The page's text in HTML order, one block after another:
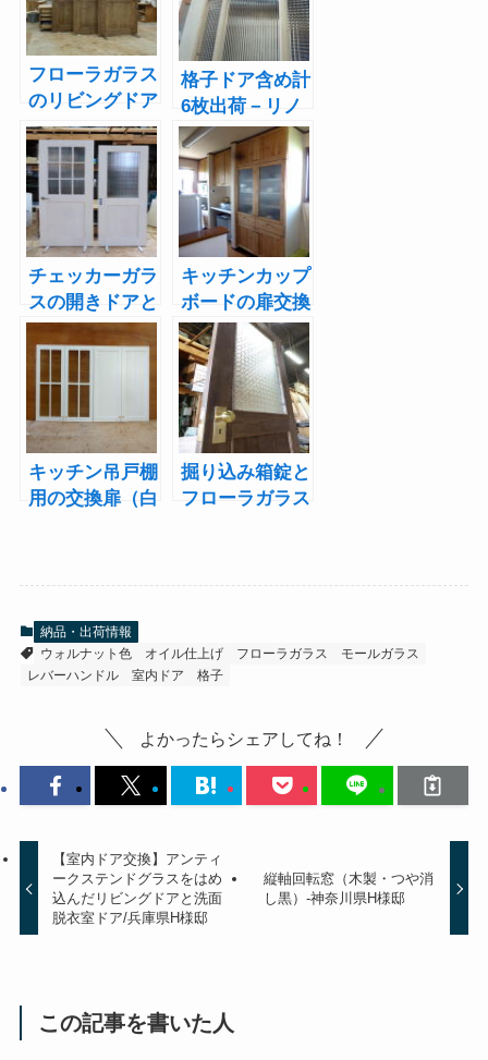
フローラガラス
のリビングドア
＆他2枚 福井県
Ｎ邸へ出荷
格子ドア含め計
6枚出荷－リノ
ベーション東京
都S邸
チェッカーガラ
スの開きドアと
引き戸（白色木
目出し仕上
げ）-埼玉県Ｎ
キッチンカップ
ボードの扉交換
と引き戸の交
換-愛知県Ｋ様
邸
キッチン吊戸棚
用の交換扉（白
掘り込み箱錠と
フローラガラス
納品・出荷情報
ウォルナット色
オイル仕上げ フローラガラス
モールガラス
レバーハンドル
室内ドア 格子
よかったらシェアしてね！
【室内ドア交換】アンティ
ークステンドグラスをはめ
込んだリビングドアと洗面
脱衣室ドア/兵庫県H様邸
縦軸回転窓（木製・つや消
し黒）-神奈川県H様邸
この記事を書いた人